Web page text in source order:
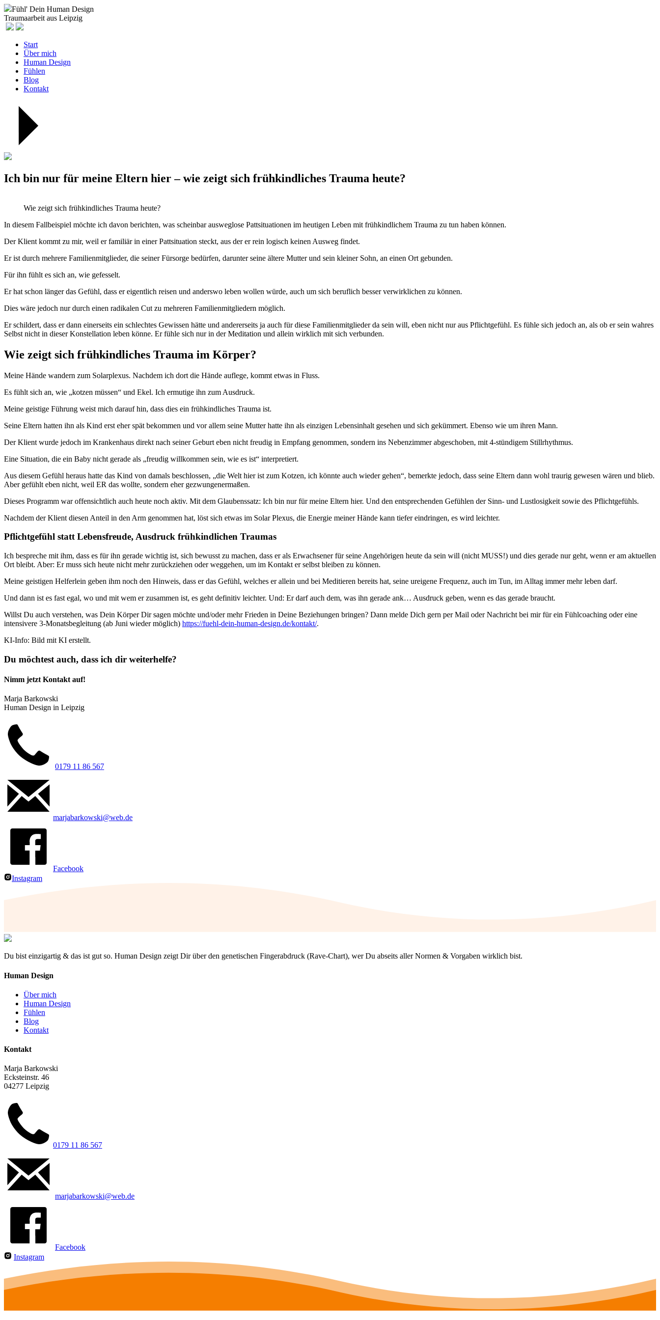
Fühl' Dein Human Design
Traumaarbeit aus Leipzig
Start
Über mich
Human Design
Fühlen
Blog
Kontakt
Ich bin nur für meine Eltern hier – wie zeigt sich frühkindliches Trauma heute?
Wie zeigt sich frühkindliches Trauma heute?
In diesem Fallbeispiel möchte ich davon berichten, was scheinbar ausweglose Pattsituationen im heutigen Leben mit frühkindlichem Trauma zu tun haben können.
Der Klient kommt zu mir, weil er familiär in einer Pattsituation steckt, aus der er rein logisch keinen Ausweg findet.
Er ist durch mehrere Familienmitglieder, die seiner Fürsorge bedürfen, darunter seine ältere Mutter und sein kleiner Sohn, an einen Ort gebunden.
Fürihn fühlt es sich an, wie gefesselt.
Er hat schon länger das Gefühl, dass er eigentlich reisen und anderswo leben wollen würde, auch um sich beruflich besser verwirklichen zu können.
Dies wäre jedoch nur durch einen radikalen Cut zu mehreren Familienmitgliedern möglich.
Er schildert, dass er dann einerseits ein schlechtes Gewissen hätte und andererseits ja auch für diese Familienmitglieder da sein will, eben nicht nur aus Pflichtgefühl. Es fühle sich jedoch an, als ob er sein wahres
Selbst nicht in dieser Konstellation leben könne. Er fühle sich nur in der Meditation und allein wirklich mit sich verbunden.
Wie zeigt sich frühkindliches Trauma im Körper?
Meine Hände wandern zum Solarplexus. Nachdem ich dort die Hände auflege, kommt etwas in Fluss.
Es fühlt sich an, wie „kotzen müssen“ und Ekel. Ich ermutige ihn zum Ausdruck.
Meine geistige Führung weist mich darauf hin, dass dies ein frühkindliches Trauma ist.
Seine Eltern hatten ihn als Kind erst eher spät bekommen und vor allem seine Mutter hatte ihn als einzigen Lebensinhalt gesehen und sich gekümmert. Ebenso wie um ihren Mann.
Der Klient wurde jedoch im Krankenhaus direkt nach seiner Geburt eben nicht freudig in Empfang genommen, sondern ins Nebenzimmer abgeschoben, mit 4-stündigem Stillrhythmus.
Eine Situation, die ein Baby nicht gerade als „freudig willkommen sein, wie es ist“ interpretiert.
Aus diesem Gefühl heraus hatte das Kind von damals beschlossen, „die Welt hier ist zum Kotzen, ich könnte auch wieder gehen“, bemerkte jedoch, dass seine Eltern dann wohl traurig gewesen wären und blieb.
Aber gefühlt eben nicht, weil ER das wollte, sondern eher gezwungenermaßen.
Dieses Programm war offensichtlich auch heute noch aktiv. Mit dem Glaubenssatz: Ich bin nur für meine Eltern hier. Und den entsprechenden Gefühlen der Sinn- und Lustlosigkeit sowie des Pflichtgefühls.
Nachdem der Klient diesen Anteil in den Arm genommen hat, löst sich etwas im Solar Plexus, die Energie meiner Hände kann tiefer eindringen, es wird leichter.
Pflichtgefühl statt Lebensfreude, Ausdruck frühkindlichen Traumas
Ich bespreche mit ihm, dass es für ihn gerade wichtig ist, sich bewusst zu machen, dass er als Erwachsener für seine Angehörigen heute da sein will (nicht MUSS!) und dies gerade nur geht, wenn er am aktuellen
Ort bleibt. Aber: Er muss sich heute nicht mehr zurückziehen oder weggehen, um im Kontakt er selbst bleiben zu können.
Meine geistigen Helferlein geben ihm noch den Hinweis, dass er das Gefühl, welches er allein und bei Meditieren bereits hat, seine ureigene Frequenz, auch im Tun, im Alltag immer mehr leben darf.
Und dann ist es fast egal, wo und mit wem er zusammen ist, es geht definitiv leichter. Und: Er darf auch dem, was ihn gerade ank… Ausdruck geben, wenn es das gerade braucht.
Willst Du auch verstehen, was Dein Körper Dir sagen möchte und/oder mehr Frieden in Deine Beziehungen bringen? Dann melde Dich gern per Mail oder Nachricht bei mir für ein Fühlcoaching oder eine
intensivere 3-Monatsbegleitung (ab Juni wieder möglich) https://fuehl-dein-human-design.de/kontakt/.
KI-Info: Bild mit KI erstellt.
Du möchtest auch, dass ich dir weiterhelfe?
Nimm jetzt Kontakt auf!
Marja Barkowski
Human Design in Leipzig
0179 11 86 567
marjabarkowski@web.de
Facebook
Instagram
Du bist einzigartig & das ist gut so. Human Design zeigt Dir über den genetischen Fingerabdruck (Rave-Chart), wer Du abseits aller Normen & Vorgaben wirklich bist.
Human Design
Über mich
Human Design
Fühlen
Blog
Kontakt
Kontakt
Marja Barkowski
Ecksteinstr. 46
04277 Leipzig
0179 11 86 567
marjabarkowski@web.de
Facebook
Instagram